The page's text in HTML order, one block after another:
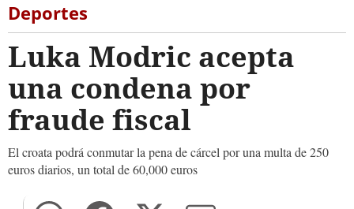
Deportes
Luka Modric acepta
una condena por
fraude fiscal
El croata podrá conmutar la pena de cárcel por una multa de 250
euros diarios, un total de 60,000 euros